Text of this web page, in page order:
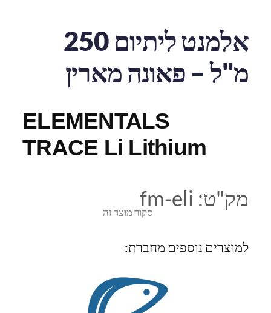
אלמנט ליתיום 250
מ"ל – פאונה מארין
ELEMENTALS
TRACE Li Lithium
סקור מוצר זה
מק"ט: fm-eli
למוצרים נוספים מחברת: